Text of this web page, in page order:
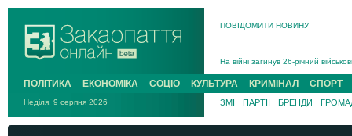
ПОВІДОМИТИ НОВИНУ
Підтвердили загибель
На війні загинув 26-річний
ПОЛІТИКА ЕКОНОМІКА СОЦІО КУЛЬТУРА КРИМІНАЛ СПОРТ
Неділя, 9 серпня 2026 ЗМІ ПАРТІЇ БРЕНДИ